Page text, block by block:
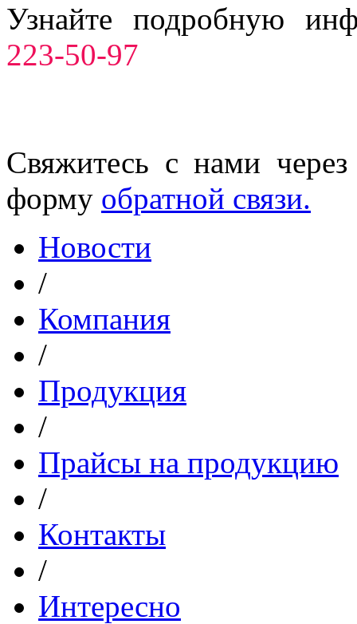
Узнайте подробную
223-50-97
Свяжитесь с нами
форму обратной связи.
Новости
/
Компания
/
Продукция
/
Прайсы на продукцию
/
Контакты
/
Интересно